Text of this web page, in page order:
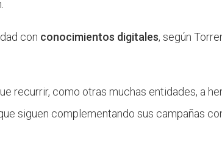
con conocimientos digitales, según
recurrir, como otras muchas entidades, a
siguen complementando sus campañas